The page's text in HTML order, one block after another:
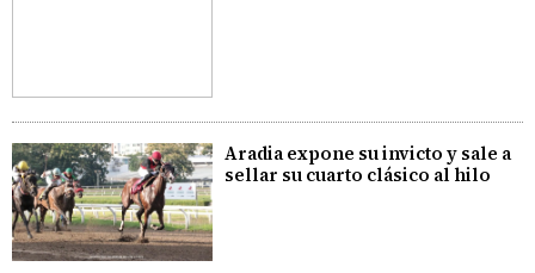
Aradia expone su invicto y sale a
sellar su cuarto clásico al hilo